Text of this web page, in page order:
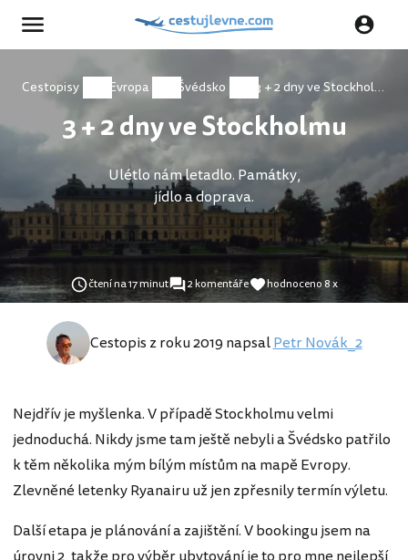
Cestopisy Evropa Švédsko 3 + 2 dny ve Stockholmu
3 + 2 dny ve Stockholmu
Ulétlo nám letadlo. Památky,
jídlo a doprava.
čtení na 17 minut 2 komentáře hodnoceno 8 x
Cestopis z roku 2019 napsalPetr Novák_2
Nejdřív je myšlenka. V případě Stockholmu velmi
jednoduchá. Nikdy jsme tam ještě nebyli a Švédsko patřilo
k těm několika mým bílým místům na mapě Evropy.
Zlevněné letenky Ryanairu už jen zpřesnily termín výletu.
Další etapa je plánování a zajištění. V bookingu jsem na